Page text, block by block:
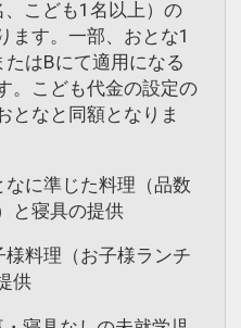
、こども1名以上）の
ます。一部、おとな1
はBにて適用になる
。こども代金の設定の
となと同額となりま
なに準じた料理（品数
と寝具の提供
様料理（お子様ランチ
供